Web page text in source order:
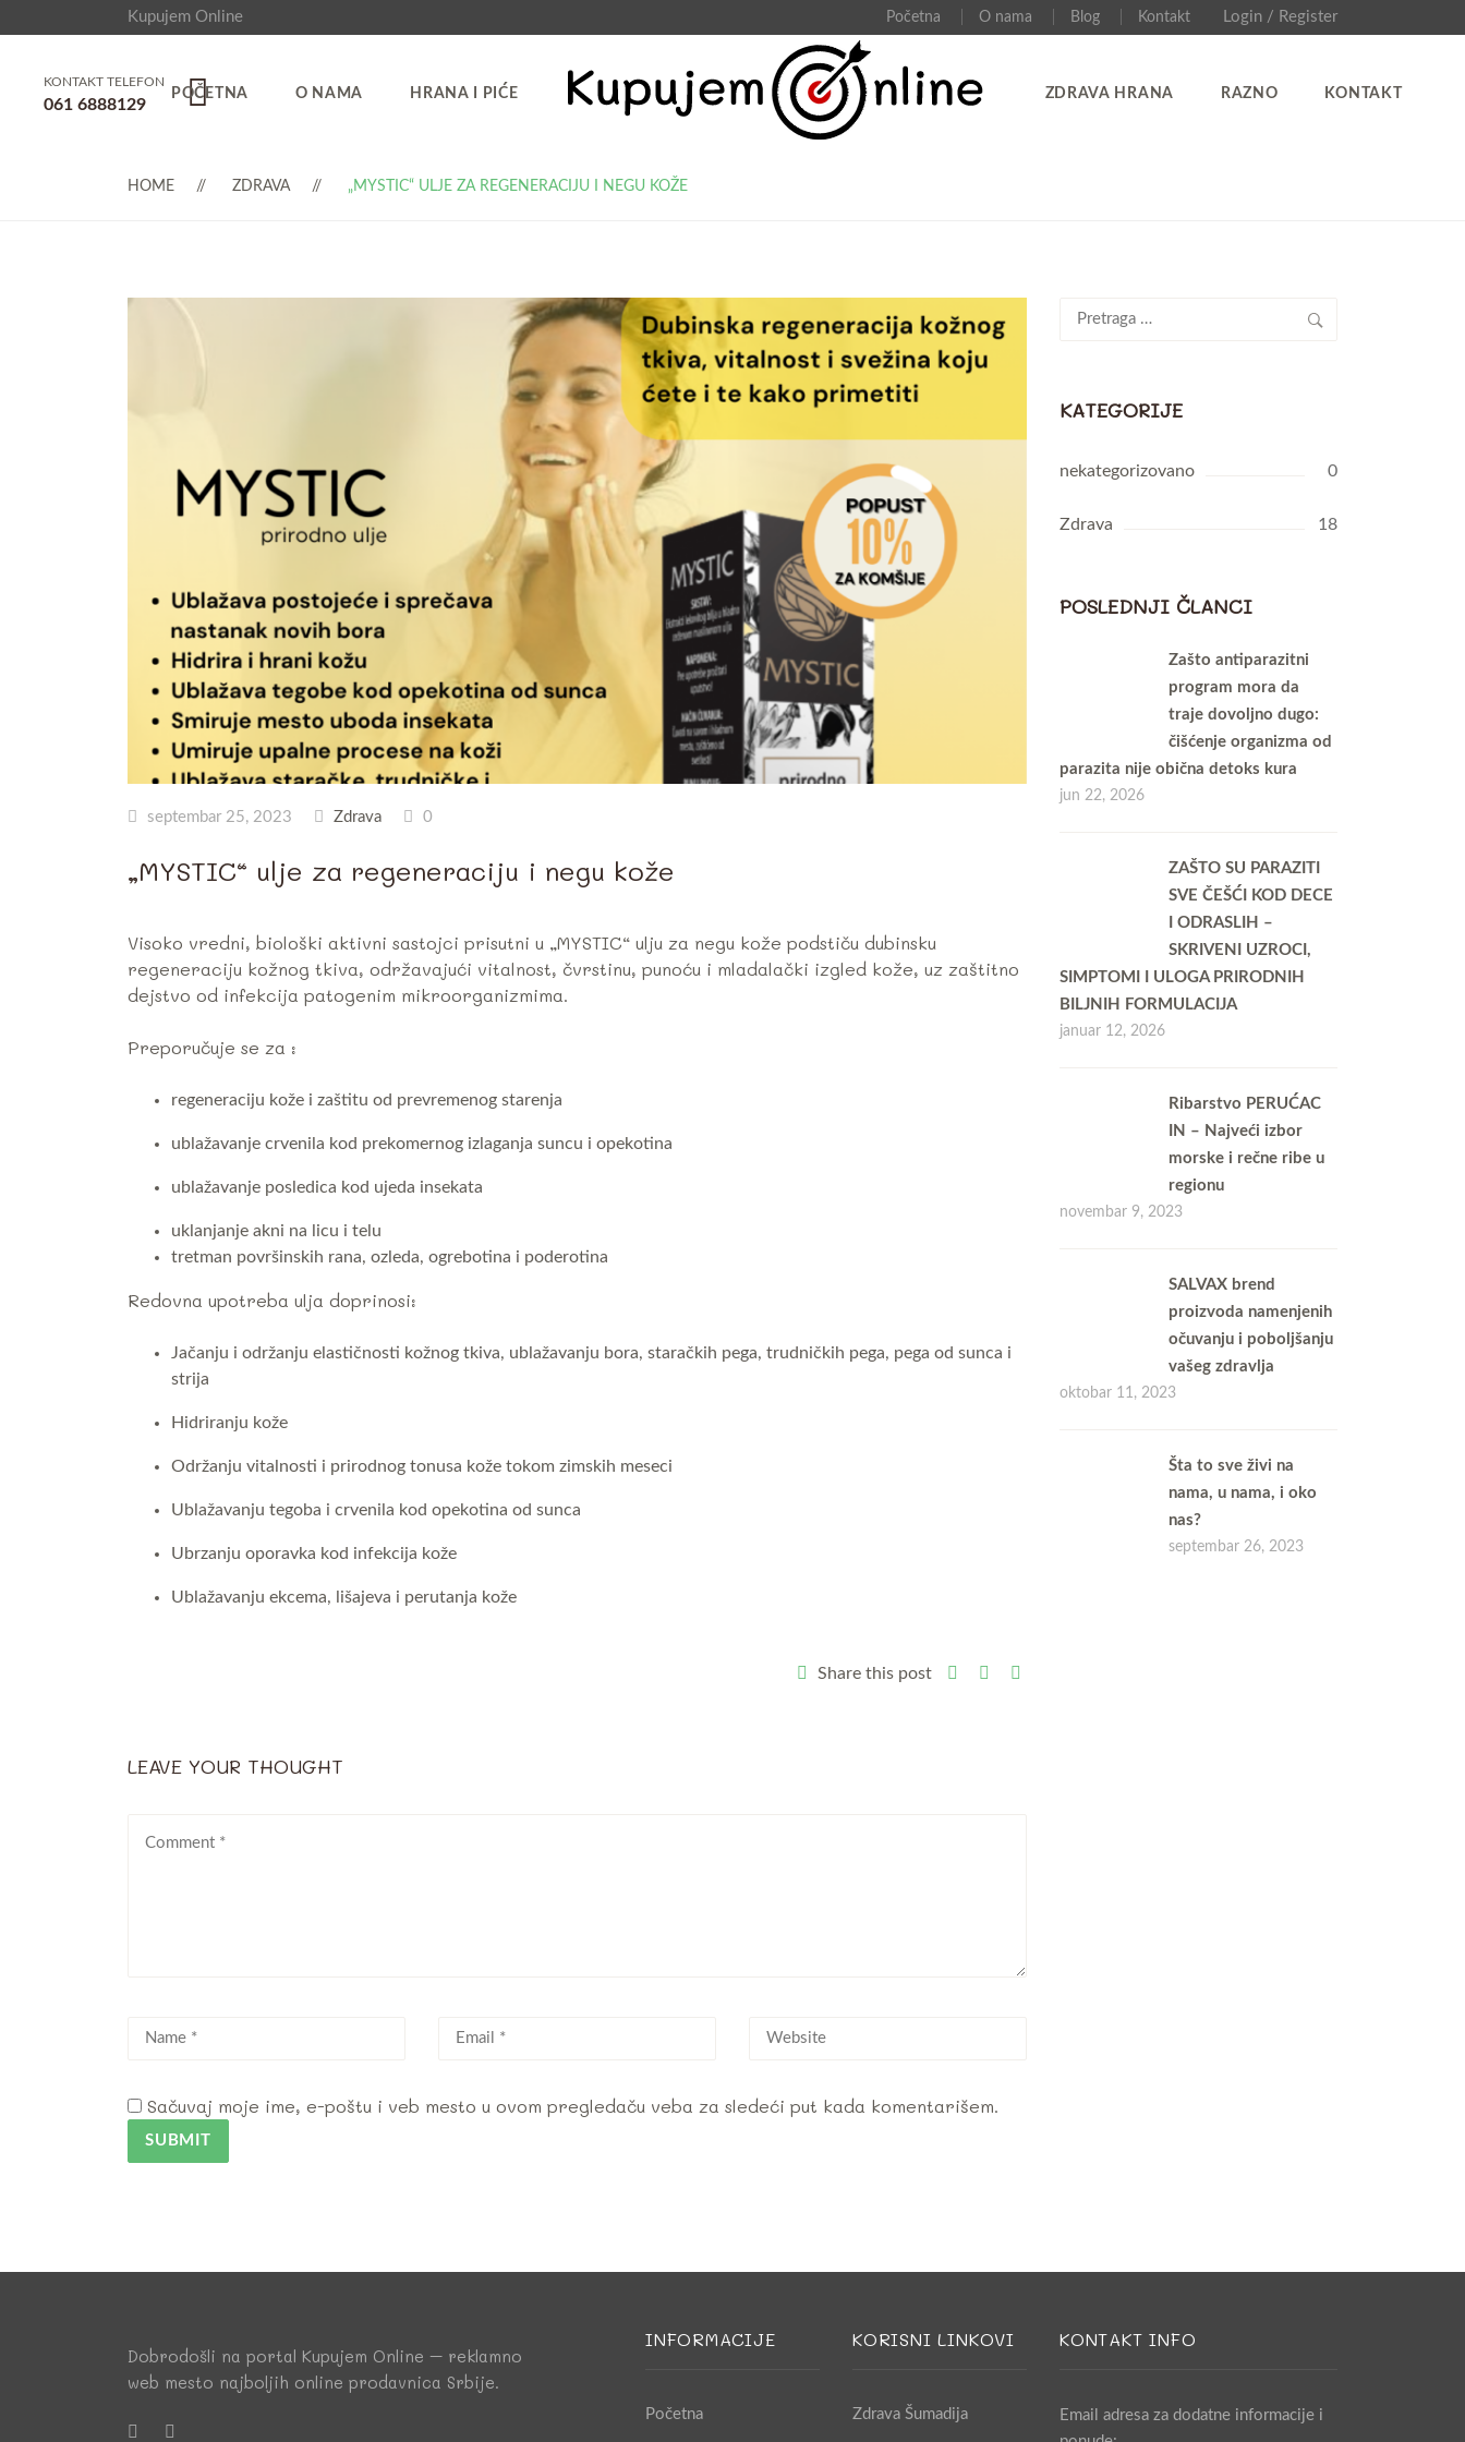
Kupujem Online Početna O nama Blog Kontakt Login / Register
KONTAKT TELEFON
061 6888129
POČETNA O NAMA HRANA I PIĆE ZDRAVA HRANA RAZNO KONTAKT
HOME ZDRAVA „MYSTIC“ ULJE ZA REGENERACIJU I NEGU KOŽE
septembar 25, 2023 Zdrava 0
„MYSTIC“ ulje za regeneraciju i negu kože
Visoko vredni, biološki aktivni sastojci prisutni u „MYSTIC“ ulju za negu kože podstiču dubinsku
regeneraciju kožnog tkiva, održavajući vitalnost, čvrstinu, punoću i mladalački izgled kože, uz zaštitno
dejstvo od infekcija patogenim mikroorganizmima.
Preporučuje se za :
regeneraciju kože i zaštitu od prevremenog starenja
ublažavanje crvenila kod prekomernog izlaganja suncu i opekotina
ublažavanje posledica kod ujeda insekata
uklanjanje akni na licu i telu
tretman površinskih rana, ozleda, ogrebotina i poderotina
Redovna upotreba ulja doprinosi:
Jačanju i održanju elastičnosti kožnog tkiva, ublažavanju bora, staračkih pega, trudničkih pega, pega od sunca i
strija
Hidriranju kože
Održanju vitalnosti i prirodnog tonusa kože tokom zimskih meseci
Ublažavanju tegoba i crvenila kod opekotina od sunca
Ubrzanju oporavka kod infekcija kože
Ublažavanju ekcema, lišajeva i perutanja kože
Share this post
LEAVE YOUR THOUGHT
Sačuvaj moje ime, e-poštu i veb mesto u ovom pregledaču veba za sledeći put kada komentarišem.
Pretraga
KATEGORIJE
nekategorizovano 0
Zdrava 18
POSLEDNJI ČLANCI
Zašto antiparazitni
program mora da
traje dovoljno dugo:
čišćenje organizma od
parazita nije obična detoks kura
jun 22, 2026
ZAŠTO SU PARAZITI
SVE ČEŠĆI KOD DECE
I ODRASLIH –
SKRIVENI UZROCI,
SIMPTOMI I ULOGA PRIRODNIH
BILJNIH FORMULACIJA
januar 12, 2026
Ribarstvo PERUĆAC
IN – Najveći izbor
morske i rečne ribe u
regionu
novembar 9, 2023
SALVAX brend
proizvoda namenjenih
očuvanju i poboljšanju
vašeg zdravlja
oktobar 11, 2023
Šta to sve živi na
nama, u nama, i oko
nas?
septembar 26, 2023
Dobrodošli na portal Kupujem Online – reklamno
web mesto najboljih online prodavnica Srbije.
INFORMACIJE
Početna
KORISNI LINKOVI
Zdrava Šumadija
KONTAKT INFO
Email adresa za dodatne informacije i